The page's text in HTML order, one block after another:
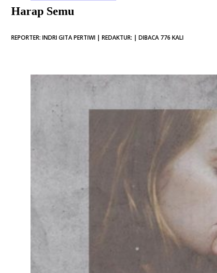
Harap Semu
REPORTER: INDRI GITA PERTIWI | REDAKTUR: | DIBACA 776 KALI